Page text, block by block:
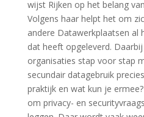
wijst Rijken op het belang
Volgens haar helpt het om
andere Datawerkplaatsen al
dat heeft opgeleverd.
organisaties stap voor stap
secundair datagebruik
praktijk en wat kun je
om privacy- en